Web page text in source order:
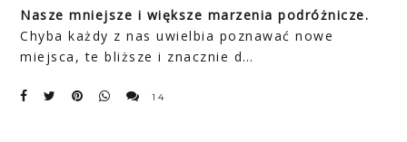
Nasze mniejsze i większe marzenia podróżnicze.
Chyba każdy z nas uwielbia poznawać nowe
miejsca, te bliższe i znacznie d…
14